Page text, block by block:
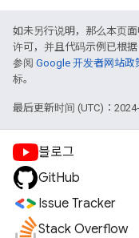
如未另行说明，那么本页
许可，并且代码示例已根据
参阅 Google 开发者网站政
标。
最后更新时间 (UTC)：2024-
블로그
GitHub
Issue Tracker
Stack Overflow